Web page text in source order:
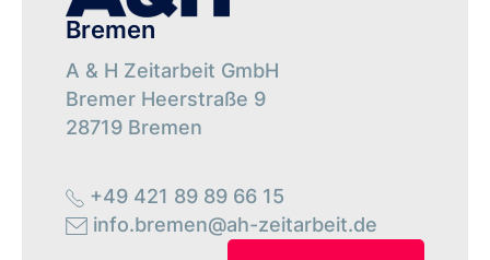
Bremen
A & H Zeitarbeit GmbH
Bremer Heerstraße 9
28719 Bremen
+49 421 89 89 66 15
info.bremen@ah-zeitarbeit.de